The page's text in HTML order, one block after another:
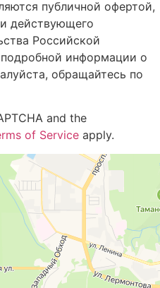
публичной офертой,
действующего
Российской
информации о
обращайтесь по
and the
of Service apply.